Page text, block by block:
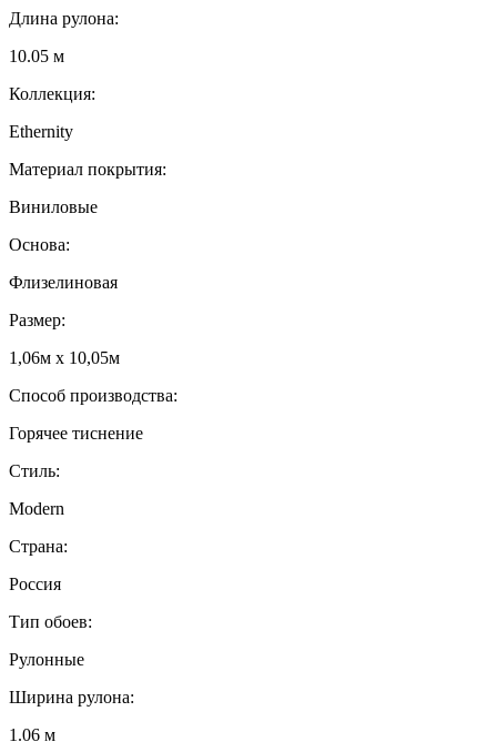
Длина рулона:
10.05 м
Коллекция:
Ethernity
Материал покрытия:
Виниловые
Основа:
Флизелиновая
Размер:
1,06м х 10,05м
Способ производства:
Горячее тиснение
Стиль:
Modern
Страна:
Россия
Тип обоев:
Рулонные
Ширина рулона:
1.06 м